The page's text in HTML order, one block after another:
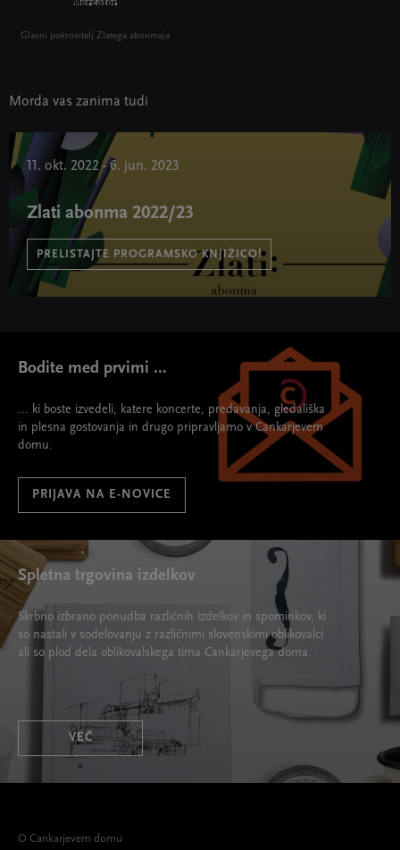
Glavni pokrovitelj Zlatega abonmaja
Morda vas zanima tudi
11. okt. 2022 - 6. jun. 2023
Zlati abonma 2022/23
PRELISTAJTE PROGRAMSKO KNJIŽICO!
Bodite med prvimi ...
... ki boste izvedeli, katere koncerte, predavanja, gledališka
in plesna gostovanja in drugo pripravljamo v Cankarjevem
domu.
PRIJAVA NA E-NOVICE
Spletna trgovina izdelkov
Skrbno izbrano ponudba različnih izdelkov in spominkov, ki
so nastali v sodelovanju z različnimi slovenskimi oblikovalci
ali so plod dela oblikovalskega tima Cankarjevega doma.
VEČ
O Cankarjevem domu